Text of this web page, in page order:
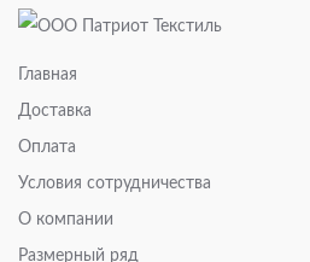
Главная
Доставка
Оплата
Условия сотрудничества
О компании
Размерный ряд